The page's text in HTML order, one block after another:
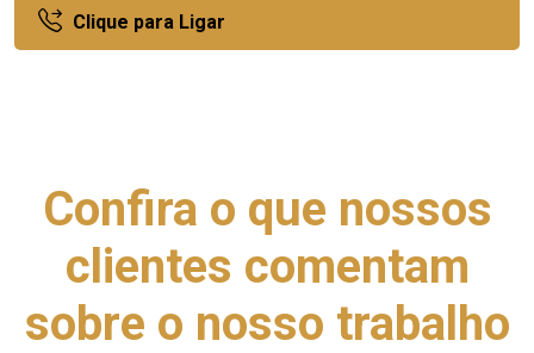
Clique para Ligar
Confira o que nossos
clientes comentam
sobre o nosso trabalho